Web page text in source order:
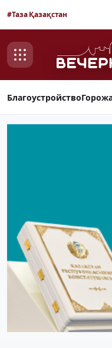
#Таза Қазақстан
Благоустройство